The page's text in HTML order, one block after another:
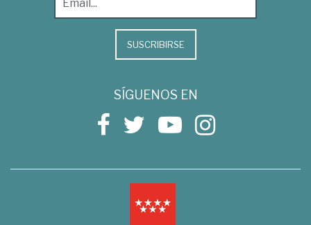
SUSCRIBIRSE
SÍGUENOS EN